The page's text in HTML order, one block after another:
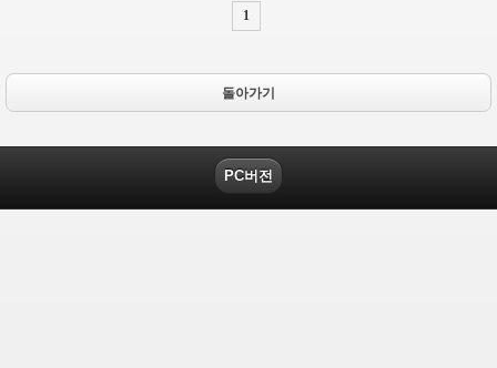
1
돌아가기
PC버전